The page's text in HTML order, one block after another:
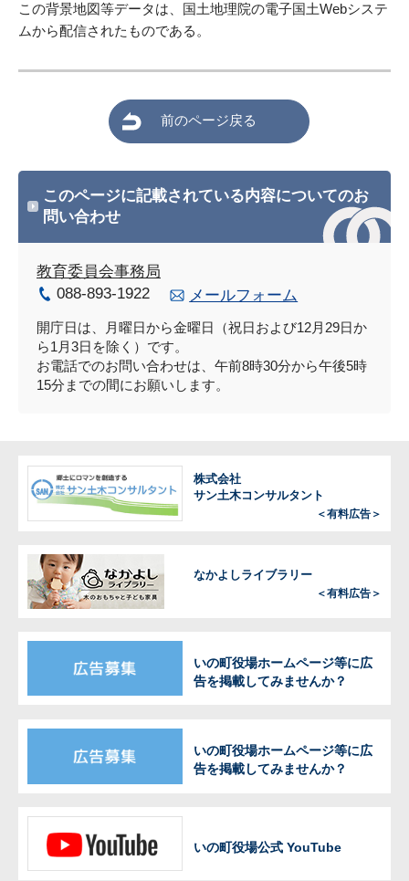
この背景地図等データは、国土地理院の電子国土Webシステ
ムから配信されたものである。
前のページ戻る
このページに記載されている内容についてのお
問い合わせ
教育委員会事務局
088-893-1922
メールフォーム
開庁日は、月曜日から金曜日（祝日および12月29日か
ら1月3日を除く）です。
お電話でのお問い合わせは、午前8時30分から午後5時
15分までの間にお願いします。
株式会社
サン土木コンサルタント
＜有料広告＞
なかよしライブラリー
＜有料広告＞
いの町役場ホームページ等に広
告を掲載してみませんか？
いの町役場ホームページ等に広
告を掲載してみませんか？
いの町役場公式 YouTube